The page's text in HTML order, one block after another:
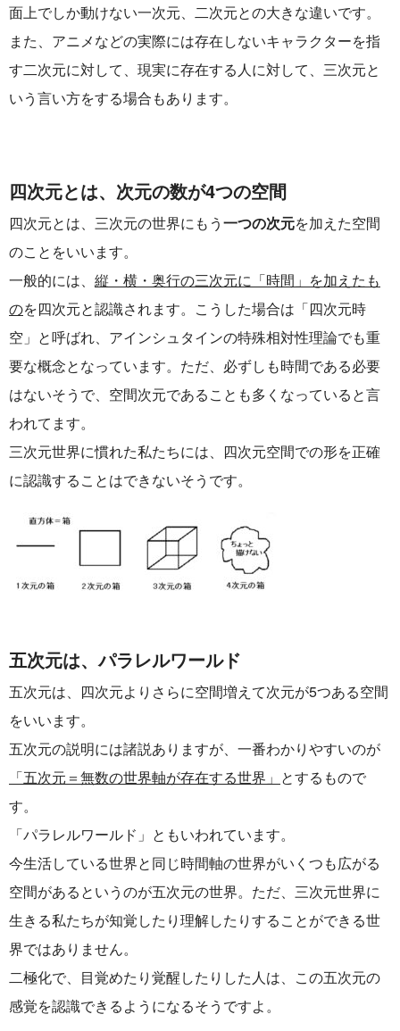
面上でしか動けない一次元、二次元との大きな違いです。
また、アニメなどの実際には存在しないキャラクターを指
す二次元に対して、現実に存在する人に対して、三次元と
いう言い方をする場合もあります。
四次元とは、次元の数が4つの空間
四次元とは、三次元の世界にもう一つの次元を加えた空間
のことをいいます。
一般的には、 縦・横・奥行の三次元に「時間」を加えたも
のを四次元と認識されます。こうした場合は「四次元時
空」と呼ばれ、アインシュタインの特殊相対性理論でも重
要な概念となっています。ただ、必ずしも時間である必要
はないそうで、空間次元であることも多くなっていると言
われてます。
三次元世界に慣れた私たちには、四次元空間での形を正確
に認識することはできないそうです。
五次元は、パラレルワールド
五次元は、四次元よりさらに空間増えて次元が5つある空間
をいいます。
五次元の説明には諸説ありますが、一番わかりやすいのが
「五次元＝無数の世界軸が存在する世界」 とするもので
す。
「パラレルワールド」ともいわれています。
今生活している世界と同じ時間軸の世界がいくつも広がる
空間があるというのが五次元の世界。ただ、三次元世界に
生きる私たちが知覚したり理解したりすることができる世
界ではありません。
二極化で、目覚めたり覚醒したりした人は、この五次元の
感覚を認識できるようになるそうですよ。